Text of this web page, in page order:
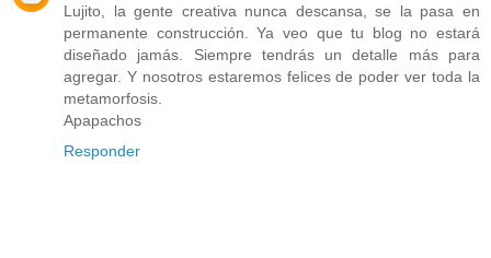
Lujito, la gente creativa nunca descansa, se la pasa en
permanente construcción. Ya veo que tu blog no estará
diseñado jamás. Siempre tendrás un detalle más para
agregar. Y nosotros estaremos felices de poder ver toda la
metamorfosis.
Apapachos
Responder